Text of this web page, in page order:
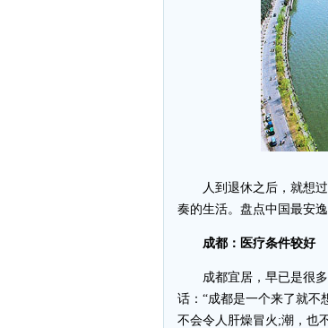
人到退休之后，就想过
奏的生活。盘点中国最安
成都：医疗条件较好
成都宜居，早已是很多
话：“成都是一个来了就不
不会令人肝燥冒火;潮，也